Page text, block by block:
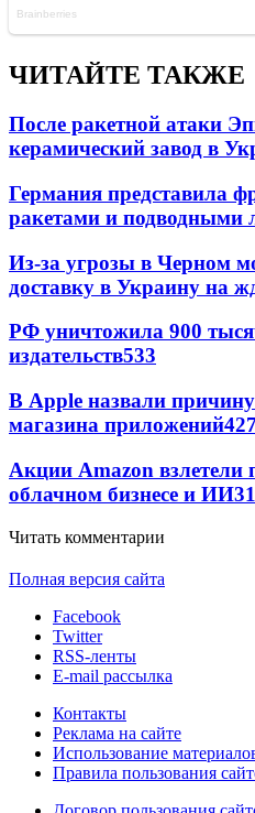
ЧИТАЙТЕ ТАКЖЕ
После ракетной атаки
керамический завод в
Германия представила
ракетами и подводными
Из-за угрозы в Черном
доставку в Украину на
РФ уничтожила 900
издательств533
В Apple назвали
магазина приложений427
Акции Amazon взлетели
облачном бизнесе и ИИ
Читать комментарии
Полная версия сайта
Facebook
Twitter
RSS-ленты
E-mail рассылка
Контакты
Реклама на сайте
Использование
Правила пользования